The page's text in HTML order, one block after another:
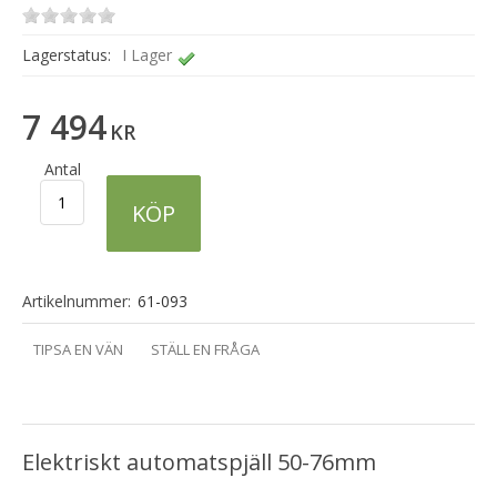
Lagerstatus: I Lager
7 494 KR
Antal
KÖP
Artikelnummer: 61-093
TIPSA EN VÄN STÄLL EN FRÅGA
Elektriskt automatspjäll 50-76mm